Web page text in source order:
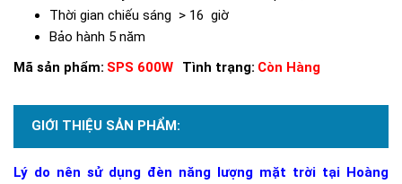
Thời gian chiếu sáng > 16 giờ
Bảo hành 5 năm
Mã sản phẩm: SPS 600W Tình trạng: Còn Hàng
GIỚI THIỆU SẢN PHẨM:
Lý do nên sử dụng đèn năng lượng mặt trời tại Hoàng